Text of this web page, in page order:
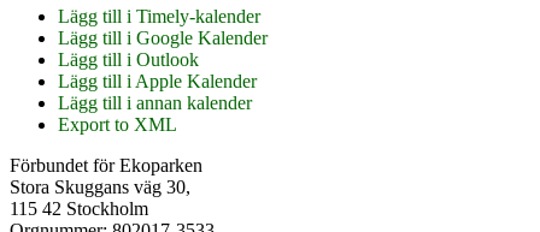
Lägg till i Timely-kalender
Lägg till i Google Kalender
Lägg till i Outlook
Lägg till i Apple Kalender
Lägg till i annan kalender
Export to XML
Footer
Förbundet för Ekoparken
Stora Skuggans väg 30,
115 42 Stockholm